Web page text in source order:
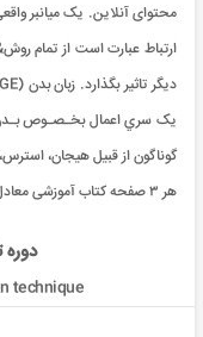
محتوای آنلاین. یک میانبر
گوناگون از قبيل هيجان،
هر ۳ صفحه کتاب آموزشی معادل یک ساعت آموزش می باشد.
technique